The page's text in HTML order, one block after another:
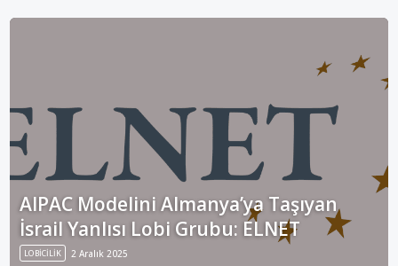
AIPAC Modelini Almanya’ya Taşıyan
İsrail Yanlısı Lobi Grubu: ELNET
LOBICILIK 2 Aralık 2025